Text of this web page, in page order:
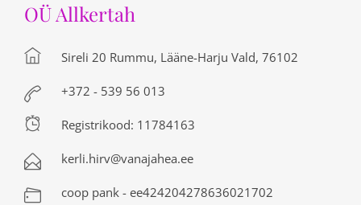
OÜ Allkertah
Sireli 20 Rummu, Lääne-Harju Vald, 76102
+372 - 539 56 013
Registrikood: 11784163
kerli.hirv@vanajahea.ee
coop pank - ee424204278636021702